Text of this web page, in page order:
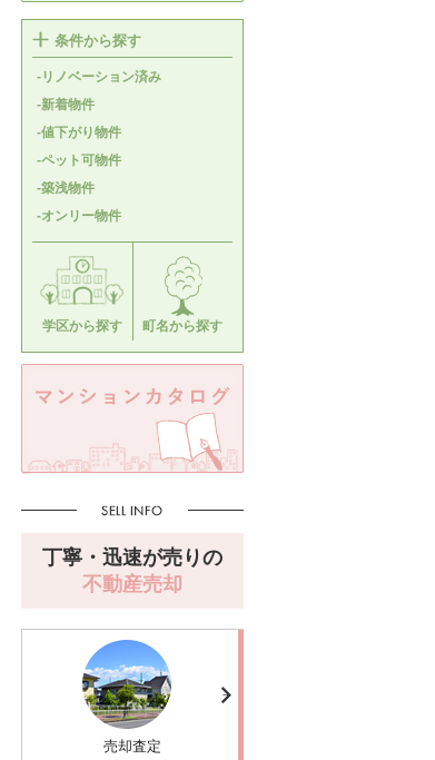
条件から探す
-リノベーション済み
-新着物件
-値下がり物件
-ペット可物件
-築浅物件
-オンリー物件
学区から探す 町名から探す
丁寧・迅速が売りの
不動産売却
売却査定